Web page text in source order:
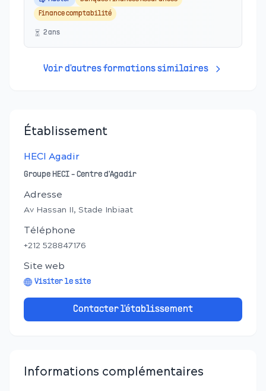
Finance comptabilité
2ans
Voir d'autres formations similaires
Établissement
HECI Agadir
Groupe HECI - Centre d'Agadir
Adresse
Av Hassan II, Stade Inbiaat
Téléphone
+212 528847176
Site web
Visiter le site
Contacter l'établissement
Informations complémentaires